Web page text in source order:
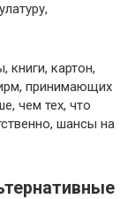
книги, картон,
принимающих
чем тех, что
шансы на